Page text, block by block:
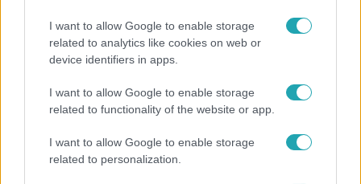
I want to allow Google to enable storage
related to analytics like cookies on web or
device identifiers in apps.
I want to allow Google to enable storage
related to functionality of the website or app.
I want to allow Google to enable storage
related to personalization.